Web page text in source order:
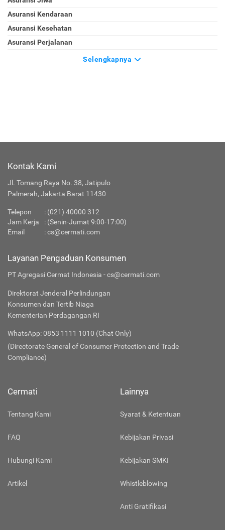
Asuransi Kendaraan
Asuransi Kesehatan
Asuransi Perjalanan
Selengkapnya
Kontak Kami
Jl. Tomang Raya No. 38, Jatipulo
Palmerah, Jakarta Barat 11430
Telepon
: (021) 40000 312
Jam Kerja
: (Senin-Jumat 9:00-17:00)
Email
:cs@cermati.com
Layanan Pengaduan Konsumen
PT Agregasi Cermat Indonesia - cs@cermati.com
Direktorat Jenderal Perlindungan
Konsumen dan Tertib Niaga
Kementerian Perdagangan RI
WhatsApp: 0853 1111 1010 (Chat Only)
(Directorate General of Consumer Protection and Trade
Compliance)
Cermati
Tentang Kami
FAQ
Hubungi Kami
Artikel
Lainnya
Syarat & Ketentuan
Kebijakan Privasi
Kebijakan SMKI
Whistleblowing
Anti Gratifikasi